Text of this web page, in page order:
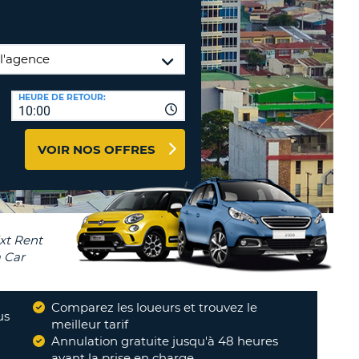
DE VOYAGES &
AFFILIÉS
CONNEXION
10:00
HEURE DE RETOUR:
VOIR NOS OFFRES
Comparez les loueurs et trouvez le
meilleur tarif
Annulation gratuite jusqu'à 48 heures